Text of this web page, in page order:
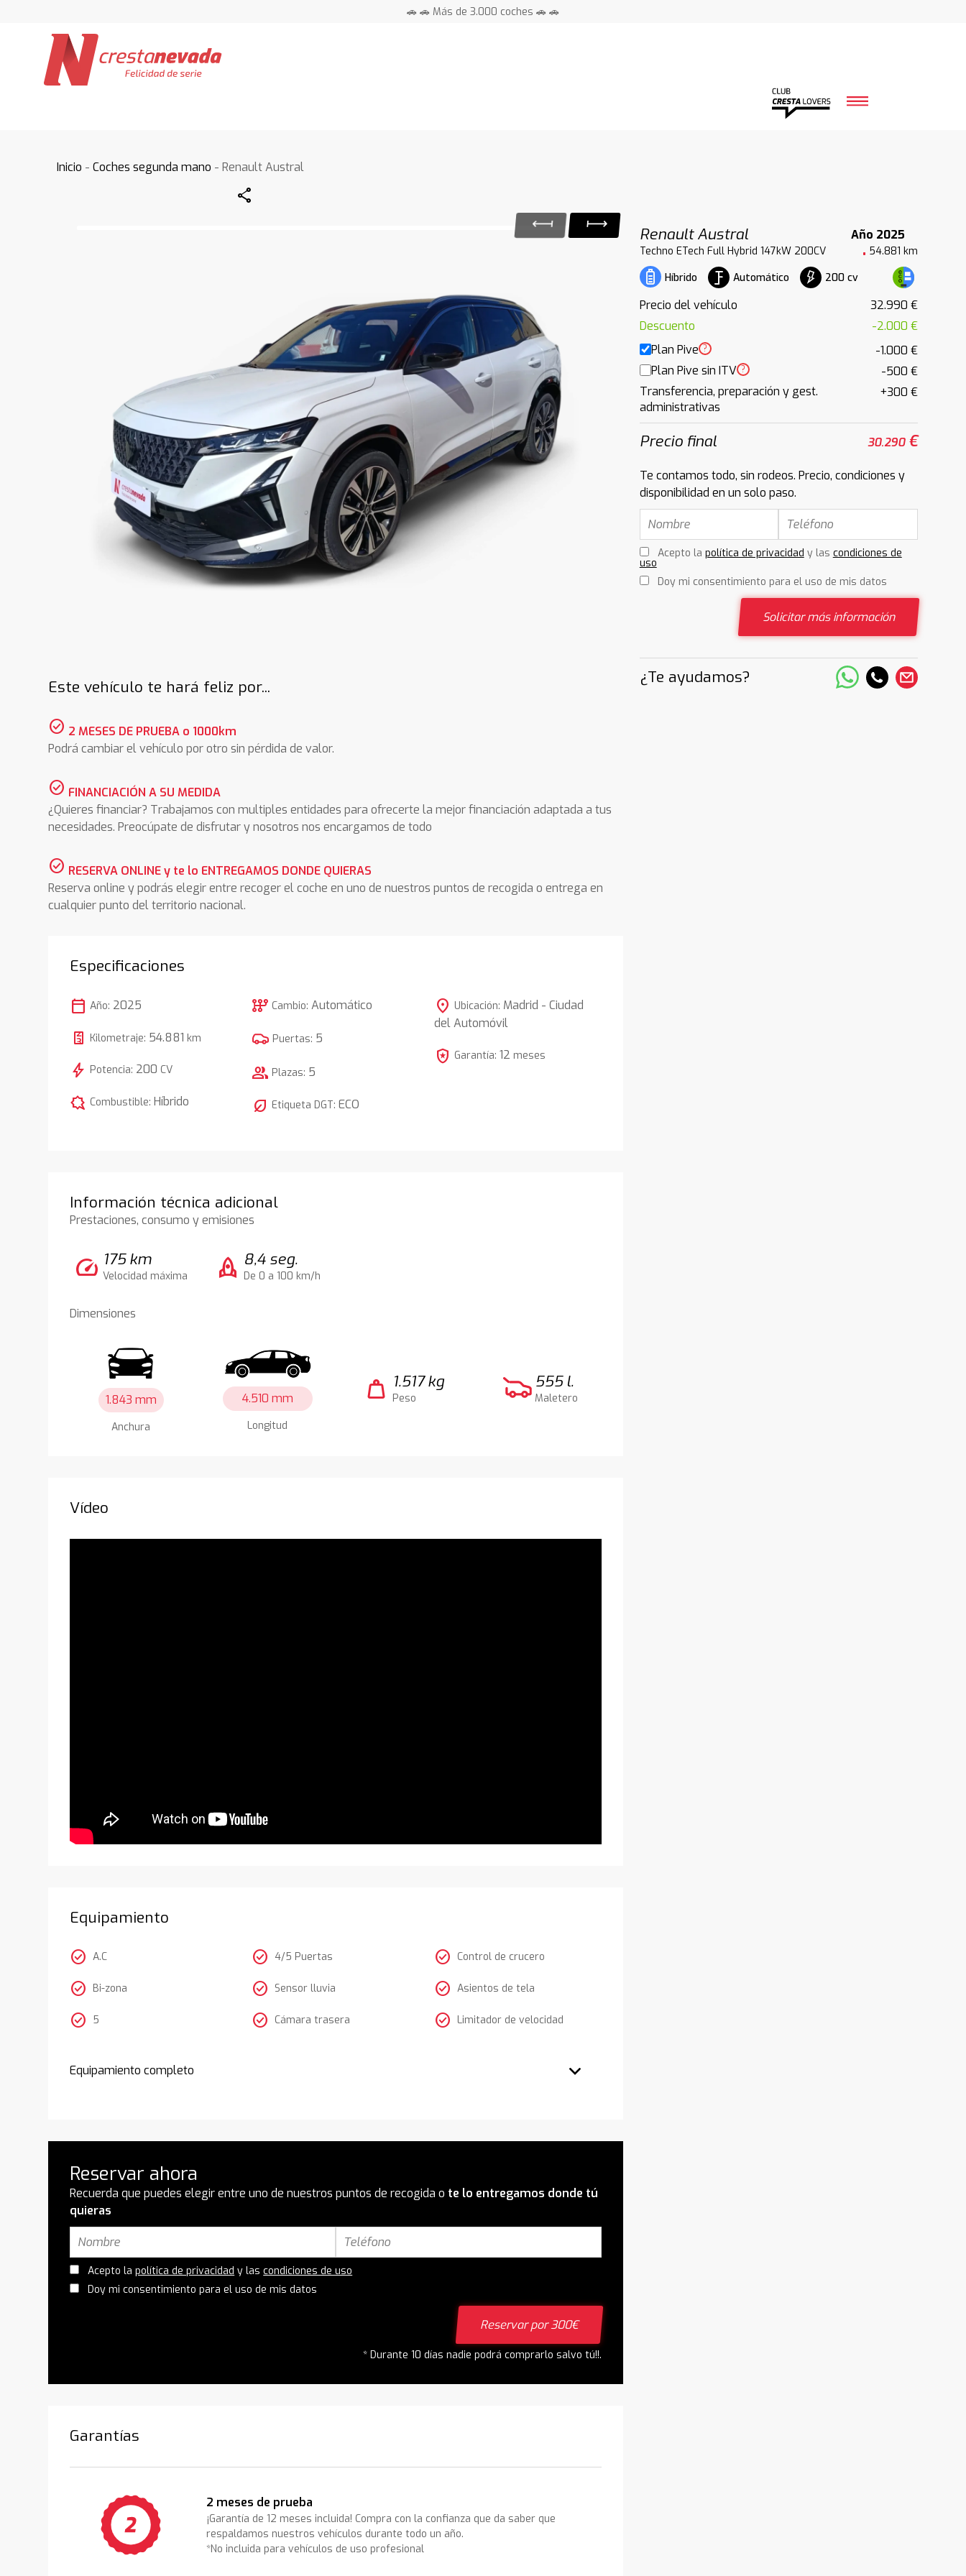
🚗 🚗 Más de 3.000 coches 🚗 🚗
Inicio -Coches segunda mano - Renault Austral
Share
Renault Austral
Año 2025
Techno ETech Full Hybrid 147kW 200CV
54.881 km
Híbrido
Automático 200 cv
Precio del vehículo
32.990 €
Descuento
-2.000 €
Plan Pive ?
-1.000 €
Plan Pive sin ITV ?
-500 €
Transferencia, preparación y gest.
administrativas
+300 €
Precio final 30.290€
Te contamos todo, sin rodeos. Precio, condiciones y
disponibilidad en un solo paso.
Acepto la política de privacidad y las condiciones de
uso
Doy mi consentimiento para el uso de mis datos
Solicitar más información
¿Te ayudamos?
Este vehículo te hará feliz por...
check_circle 2 MESES DE PRUEBA o 1000km
Podrá cambiar el vehículo por otro sin pérdida de valor.
check_circle FINANCIACIÓN A SU MEDIDA
¿Quieres financiar? Trabajamos con multiples entidades para ofrecerte la mejor financiación adaptada a tus
necesidades. Preocúpate de disfrutar y nosotros nos encargamos de todo
check_circle RESERVA ONLINE y te lo ENTREGAMOS DONDE QUIERAS
Reserva online y podrás elegir entre recoger el coche en uno de nuestros puntos de recogida o entrega en
cualquier punto del territorio nacional.
Especificaciones
calendar_today Año: 2025
Kilometraje: 54.881 km
bolt Potencia: 200 CV
comic_bubble Combustible:Híbrido
auto_transmission Cambio:Automático
Puertas: 5
group Plazas: 5
nest_eco_leaf Etiqueta DGT:ECO
location_on Ubicación: Madrid - Ciudad
del Automóvil
local_police Garantía: 12 meses
Información técnica adicional
Prestaciones, consumo y emisiones
speed 175 km
Velocidad máxima rocket 8,4 seg.
De 0 a 100 km/h
Dimensiones
1.843 mm
Anchura
4.510 mm
Longitud
weight 1.517 kg
Peso
555 l.
Maletero
Vídeo
Equipamiento
check_circle A.C
check_circle Bi-zona
check_circle 5
check_circle 4/5 Puertas
check_circle Sensor lluvia
check_circle Cámara trasera
check_circle Control de crucero
check_circle Asientos de tela
check_circle Limitador de velocidad
Equipamiento completo
Reservar ahora
Recuerda que puedes elegir entre uno de nuestros puntos de recogida o te lo entregamos donde tú
quieras
Acepto lapolítica de privacidad y lascondiciones de uso
Doy mi consentimiento para el uso de mis datos
Reservar por 300€
* Durante 10 días nadie podrá comprarlo salvo tú!!.
Garantías
2 meses de prueba
¡Garantía de 12 meses incluida! Compra con la confianza que da saber que
respaldamos nuestros vehículos durante todo un año.
*No incluida para vehículos de uso profesional